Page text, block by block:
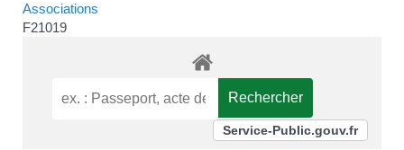
Associations
F21019
Service-Public.gouv.fr